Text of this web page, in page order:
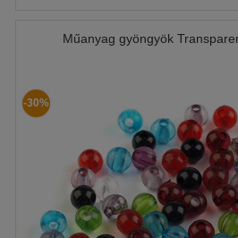
Műanyag gyöngyök
-30%